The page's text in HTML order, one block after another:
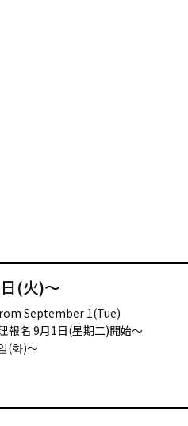
(火)～
September 1(Tue)
報名 9月1日(星期二)開始～
(화)～